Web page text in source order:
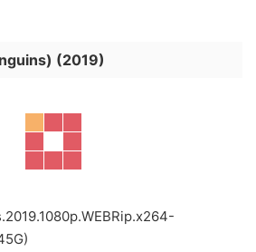
(2019)